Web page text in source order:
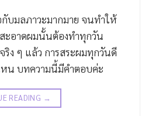
บมลภาวะมากมาย จนทำให้
ะอาดผมนั้นต้องทำทุกวัน
ง ๆ แล้ว การสระผมทุกวันดี
น บทความนี้มีคำตอบค่ะ
READING →